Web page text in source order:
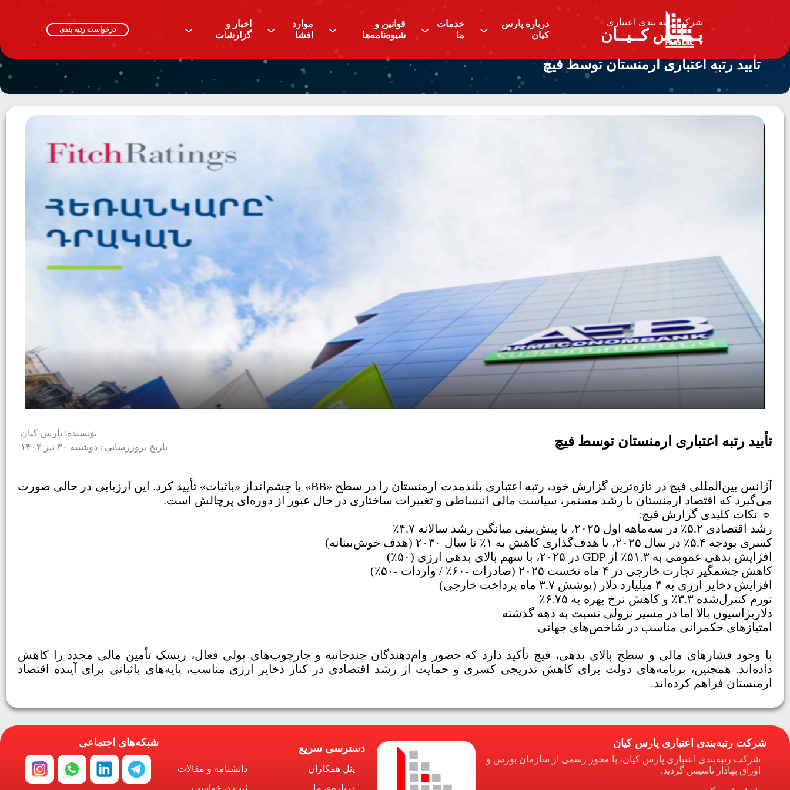
شرکت رتبه بندی اعتباری
پـــارس کــیــان
درباره پارس
کیان
^
خدمات
ما
^
قوانین و
شیوه‌نامه‌ها
^
موارد
افشا
^
اخبار و
گزارشات
^ درخواست رتبه بندی
تأیید رتبه اعتباری ارمنستان توسط فیچ
تأیید رتبه اعتباری ارمنستان توسط فیچ
نویسنده: پارس کیان
تاریخ بروزرسانی : دوشنبه ۳۰ تیر ۱۴۰۴
آژانس بین‌المللی فیچ در تازه‌ترین گزارش خود، رتبه اعتباری بلندمدت ارمنستان را در سطح «BB» با چشم‌انداز «باثبات» تأیید کرد. این ارزیابی در حالی صورت
می‌گیرد که اقتصاد ارمنستان با رشد مستمر، سیاست مالی انبساطی و تغییرات ساختاری در حال عبور از دوره‌ای پرچالش است.
🔹 نکات کلیدی گزارش فیچ:
رشد اقتصادی ۵.۲٪ در سه‌ماهه اول ۲۰۲۵، با پیش‌بینی میانگین رشد سالانه ۴.۷٪
کسری بودجه ۵.۴٪ در سال ۲۰۲۵، با هدف‌گذاری کاهش به ۱٪ تا سال ۲۰۳۰ (هدف خوش‌بینانه)
افزایش بدهی عمومی به ۵۱.۳٪ از GDP در ۲۰۲۵، با سهم بالای بدهی ارزی (۵۰٪)
کاهش چشمگیر تجارت خارجی در ۴ ماه نخست ۲۰۲۵ (صادرات -۶۰٪ / واردات -۵۰٪)
افزایش ذخایر ارزی به ۴ میلیارد دلار (پوشش ۳.۷ ماه پرداخت خارجی)
تورم کنترل‌شده ۳.۳٪ و کاهش نرخ بهره به ۶.۷۵٪
دلاریزاسیون بالا اما در مسیر نزولی نسبت به دهه گذشته
امتیازهای حکمرانی مناسب در شاخص‌های جهانی
با وجود فشارهای مالی و سطح بالای بدهی، فیچ تأکید دارد که حضور وام‌دهندگان چندجانبه و چارچوب‌های پولی فعال، ریسک تأمین مالی مجدد را کاهش
داده‌اند. همچنین، برنامه‌های دولت برای کاهش تدریجی کسری و حمایت از رشد اقتصادی در کنار ذخایر ارزی مناسب، پایه‌های باثباتی برای آینده اقتصاد
ارمنستان فراهم کرده‌اند.
شرکت رتبه‌بندی اعتباری پارس کیان
شرکت رتبه‌بندی اعتباری پارس کیان، با مجوز رسمی از سازمان بورس و
اوراق بهادار تاسیس گردید.
دسترسی سریع
پنل همکاران
درباره‌ی ما
دانشنامه و مقالات
ثبت درخواست
شبکه‌های اجتماعی